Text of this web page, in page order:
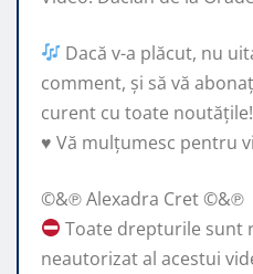
Dacă v-a plăcut, nu
comment, și să vă
curent cu toate noutățile!
♥️ Vă mulțumesc pentru
©&℗ Alexadra Cret ©&℗
Toate drepturile sunt
neautorizat al acestui